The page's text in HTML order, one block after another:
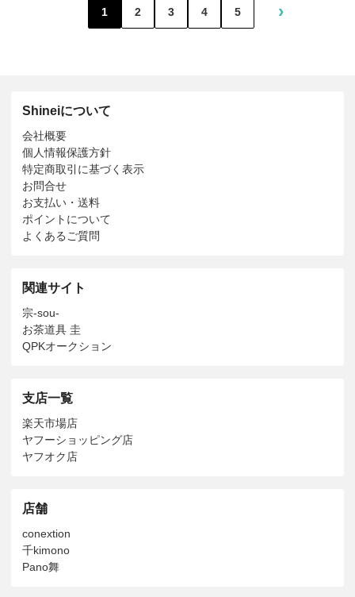
1 2 3 4 5 ›
Shineiについて
会社概要
個人情報保護方針
特定商取引に基づく表示
お問合せ
お支払い・送料
ポイントについて
よくあるご質問
関連サイト
宗-sou-
お茶道具 圭
QPKオークション
支店一覧
楽天市場店
ヤフーショッピング店
ヤフオク店
店舗
conextion
千kimono
Pano舞